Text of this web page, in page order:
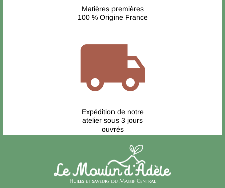
Matières premières
100 % Origine France
local_shipping
Expédition de notre
atelier sous 3 jours
ouvrés